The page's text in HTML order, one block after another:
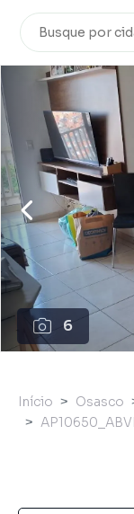
6
Início Osasco
AP10650_ABVI